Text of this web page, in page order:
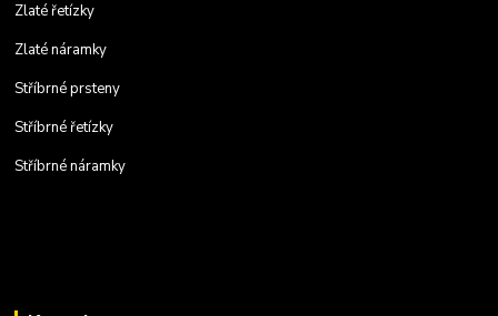
Zlaté řetízky
Zlaté náramky
Stříbrné prsteny
Stříbrné řetízky
Stříbrné náramky